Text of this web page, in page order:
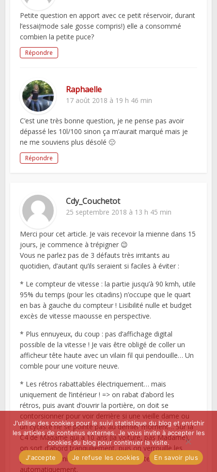
Petite question en apport avec ce petit réservoir, durant
l’essai(mode sale gosse compris!) elle a consommé
combien la petite puce?
Répondre
Raphaelle
17 août 2018 à 19 h 46 min
C’est une très bonne question, je ne pense pas avoir
dépassé les 10l/100 sinon ça m’aurait marqué mais je
ne me souviens plus désolé 🙁
Répondre
Cdy_Couchetot
25 septembre 2018 à 13 h 45 min
Merci pour cet article. Je vais recevoir la mienne dans 15
jours, je commence à trépigner 😉
Vous ne parlez pas de 3 défauts très irritants au
quotidien, d’autant qu’ils seraient si faciles à éviter :
* Le compteur de vitesse : la partie jusqu’à 90 kmh, utile
95% du temps (pour les citadins) n’occupe que le quart
en bas à gauche du compteur ! Lisibilité nulle et budget
excès de vitesse maousse en perspective.
* Plus ennuyeux, du coup : pas d’affichage digital
possible de la vitesse ! Je vais être obligé de coller un
afficheur tête haute avec un vilain fil qui pendouille… Un
comble pour une voiture neuve.
* Les rétros rabattables électriquement… mais
uniquement de l’intérieur ! => on rabat d’abord les
rétros, puis avant d’ouvrir la portière, on doit se
contorsionner pour voir derrière si une vieille dame ou
un cycliste ne se pointe pas au dernier moment… Sur la
C4 de Madame qui a 10 ans (la voiture, pas Madame),
on sort d’abord tranquillement, puis on verrouille les
portières, et miracle, les rétros se rabattent
automatiquement.
J'utilise des cookies pour le suivi statistique du blog et enrichir
les articles de contenus externes. Je vous invite à accepter les
cookies du blog pour continuer la visite.
J'accepte
Je refuse les cookies En savoir plus